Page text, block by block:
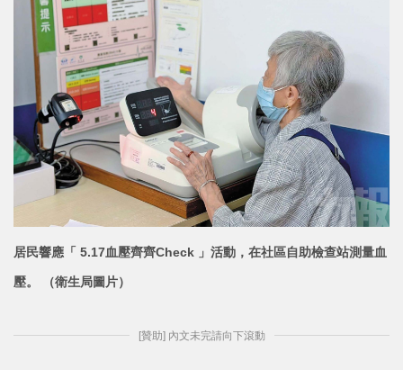
居民響應「 5.17血壓齊齊Check 」活動，在社區自助檢查站測量血
壓。 （衛生局圖片）
[贊助] 內文未完請向下滾動